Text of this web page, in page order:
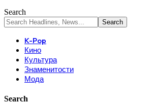
Search
K-Pop
Кино
Культура
Знаменитости
Мода
Search